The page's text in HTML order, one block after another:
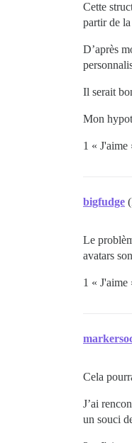
Cette
partir de
D’après
Il serait
Mon
1 « J'aime
bigfudge
Le
avatars
1 « J'aime
Cela
J’ai
un souci